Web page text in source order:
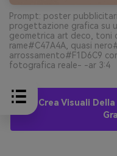
Prompt: poster
progettazione grafica su
geometrica art deco, toni
rame#C47A4A, quasi
arrossamento#F1D6C9
fotografica reale- -ar 3:4
Crea Visuali